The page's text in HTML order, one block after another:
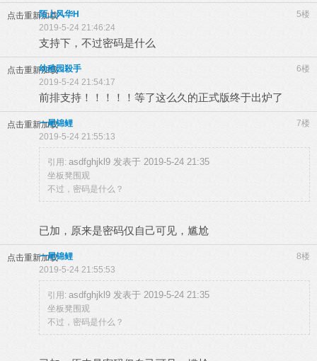
点击重新加载 5楼
陌上风华H
2019-5-24 21:46:24
支持下，不过密码是什么
点击重新加载 6楼
幼稚园殺手
2019-5-24 21:54:17
前排支持！！！！！等了这么久的正式版终于出炉了
点击重新加载 7楼
一尾锦鲤
2019-5-24 21:55:13
引用: asdfghjkl9 发表于 2019-5-24 21:35
坐板凳围观
不过，密码是什么？
已加，原来是密码仅自己可见，尴尬
点击重新加载 8楼
一尾锦鲤
2019-5-24 21:55:53
引用: asdfghjkl9 发表于 2019-5-24 21:35
坐板凳围观
不过，密码是什么？